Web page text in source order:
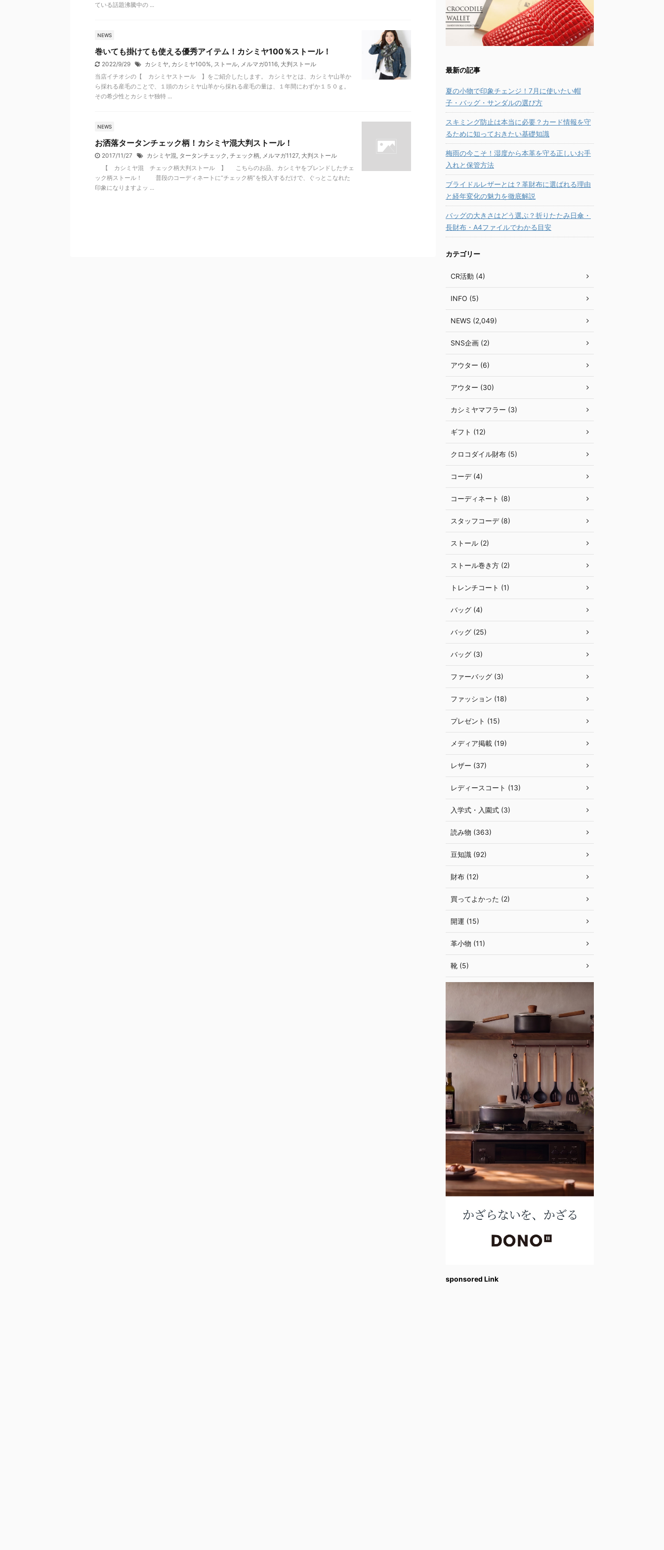
ている話題沸騰中の ...
NEWS
巻いても掛けても使える優秀アイテム！カシミヤ100％ストール！
2022/9/29 カシミヤ, カシミヤ100%, ストール, メルマガ0116, 大判ストール
当店イチオシの【 カシミヤストール 】をご紹介したします。 カシミヤとは、カシミヤ山羊か
ら採れる産毛のことで、１頭のカシミヤ山羊から採れる産毛の量は、１年間にわずか１５０ｇ。
その希少性とカシミヤ独特 ...
NEWS
お洒落タータンチェック柄！カシミヤ混大判ストール！
2017/11/27 カシミヤ混, タータンチェック , チェック柄, メルマガ1127, 大判ストール
【 カシミヤ混 チェック柄大判ストール 】 こちらのお品、カシミヤをブレンドしたチェ
ック柄ストール！ 普段のコーディネートに“チェック柄”を投入するだけで、ぐっとこなれた
印象になりますよッ ...
最新の記事
夏の小物で印象チェンジ！7月に使いたい帽
子・バッグ・サンダルの選び方
スキミング防止は本当に必要？カード情報を守
るために知っておきたい基礎知識
梅雨の今こそ！湿度から本革を守る正しいお手
入れと保管方法
ブライドルレザーとは？革財布に選ばれる理由
と経年変化の魅力を徹底解説
バッグの大きさはどう選ぶ？折りたたみ日傘・
長財布・A4ファイルでわかる目安
カテゴリー
CR活動 (4)
INFO (5)
NEWS (2,049)
SNS企画 (2)
アウター (6)
アウター (30)
カシミヤマフラー (3)
ギフト (12)
クロコダイル財布 (5)
コーデ (4)
コーディネート (8)
スタッフコーデ (8)
ストール (2)
ストール巻き方 (2)
トレンチコート (1)
バッグ (4)
バッグ (25)
バッグ (3)
ファーバッグ (3)
ファッション (18)
プレゼント (15)
メディア掲載 (19)
レザー (37)
レディースコート (13)
入学式・入園式 (3)
読み物 (363)
豆知識 (92)
財布 (12)
買ってよかった (2)
開運 (15)
革小物 (11)
靴 (5)
sponsored Link